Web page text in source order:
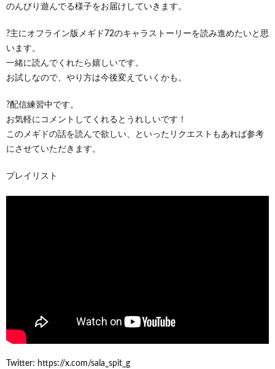
のんびり遊んでる様子をお届けしていきます。
?主にオフライン版メギド72のキャラストーリーを読み進めたいと思
います。
一緒に読んでくれたら嬉しいです。
お試しなので、やり方は今後変えていくかも。
?配信練習中です。
お気軽にコメントしてくれるとうれしいです！
このメギドの話を読んで欲しい、といったリクエストもあれば参考
にさせていただきます。
プレイリスト
Twitter: https://x.com/sala_spit_g